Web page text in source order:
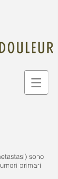
sono
primari